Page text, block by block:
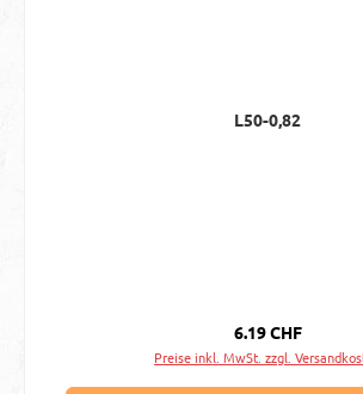
L50-0,82
Regulärer Preis:
6.19 CHF
Preise inkl. MwSt. zzgl.